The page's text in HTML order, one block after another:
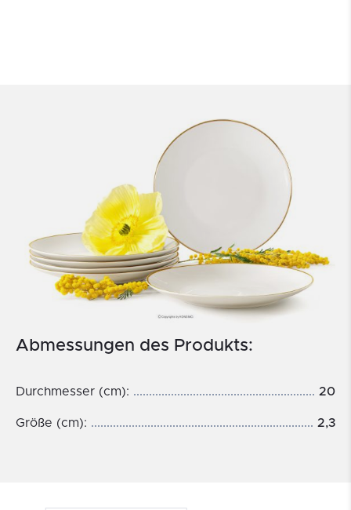
Abmessungen des Produkts:
Durchmesser (cm): 20
Größe (cm): 2,3